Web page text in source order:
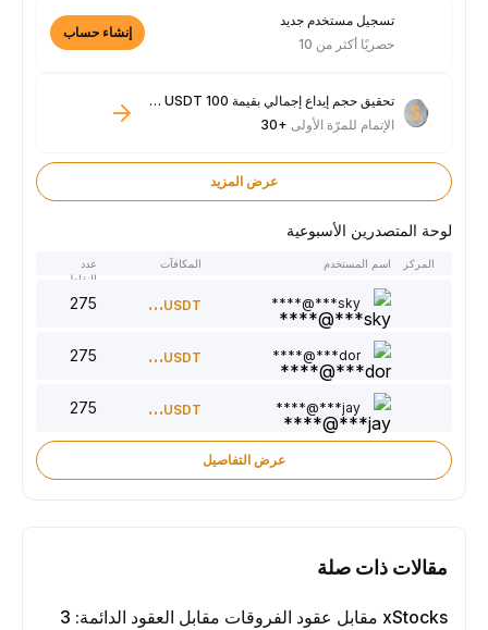
تسجيل مستخدم جديد
حصريًا أكثر من 10
إنشاء حساب
تحقيق حجم إيداع إجمالي بقيمة 100 USDT فأكثر
الإتمام للمرّة الأولى+30
عرض المزيد
لوحة المتصدرين الأسبوعية
المركز اسم المستخدم المكافآت
النقاط
sky***@****
300USDT
dor***@****
220USDT
jay***@****
150USDT
عرض التفاصيل
مقالات ذات صلة
xStocks مقابل عقود الفروقات مقابل العقود الدائمة: 3